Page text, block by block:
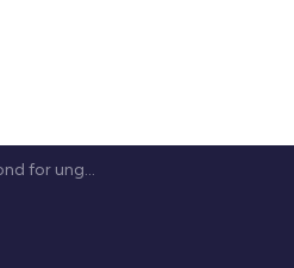
Elevfond for unge under 25 år